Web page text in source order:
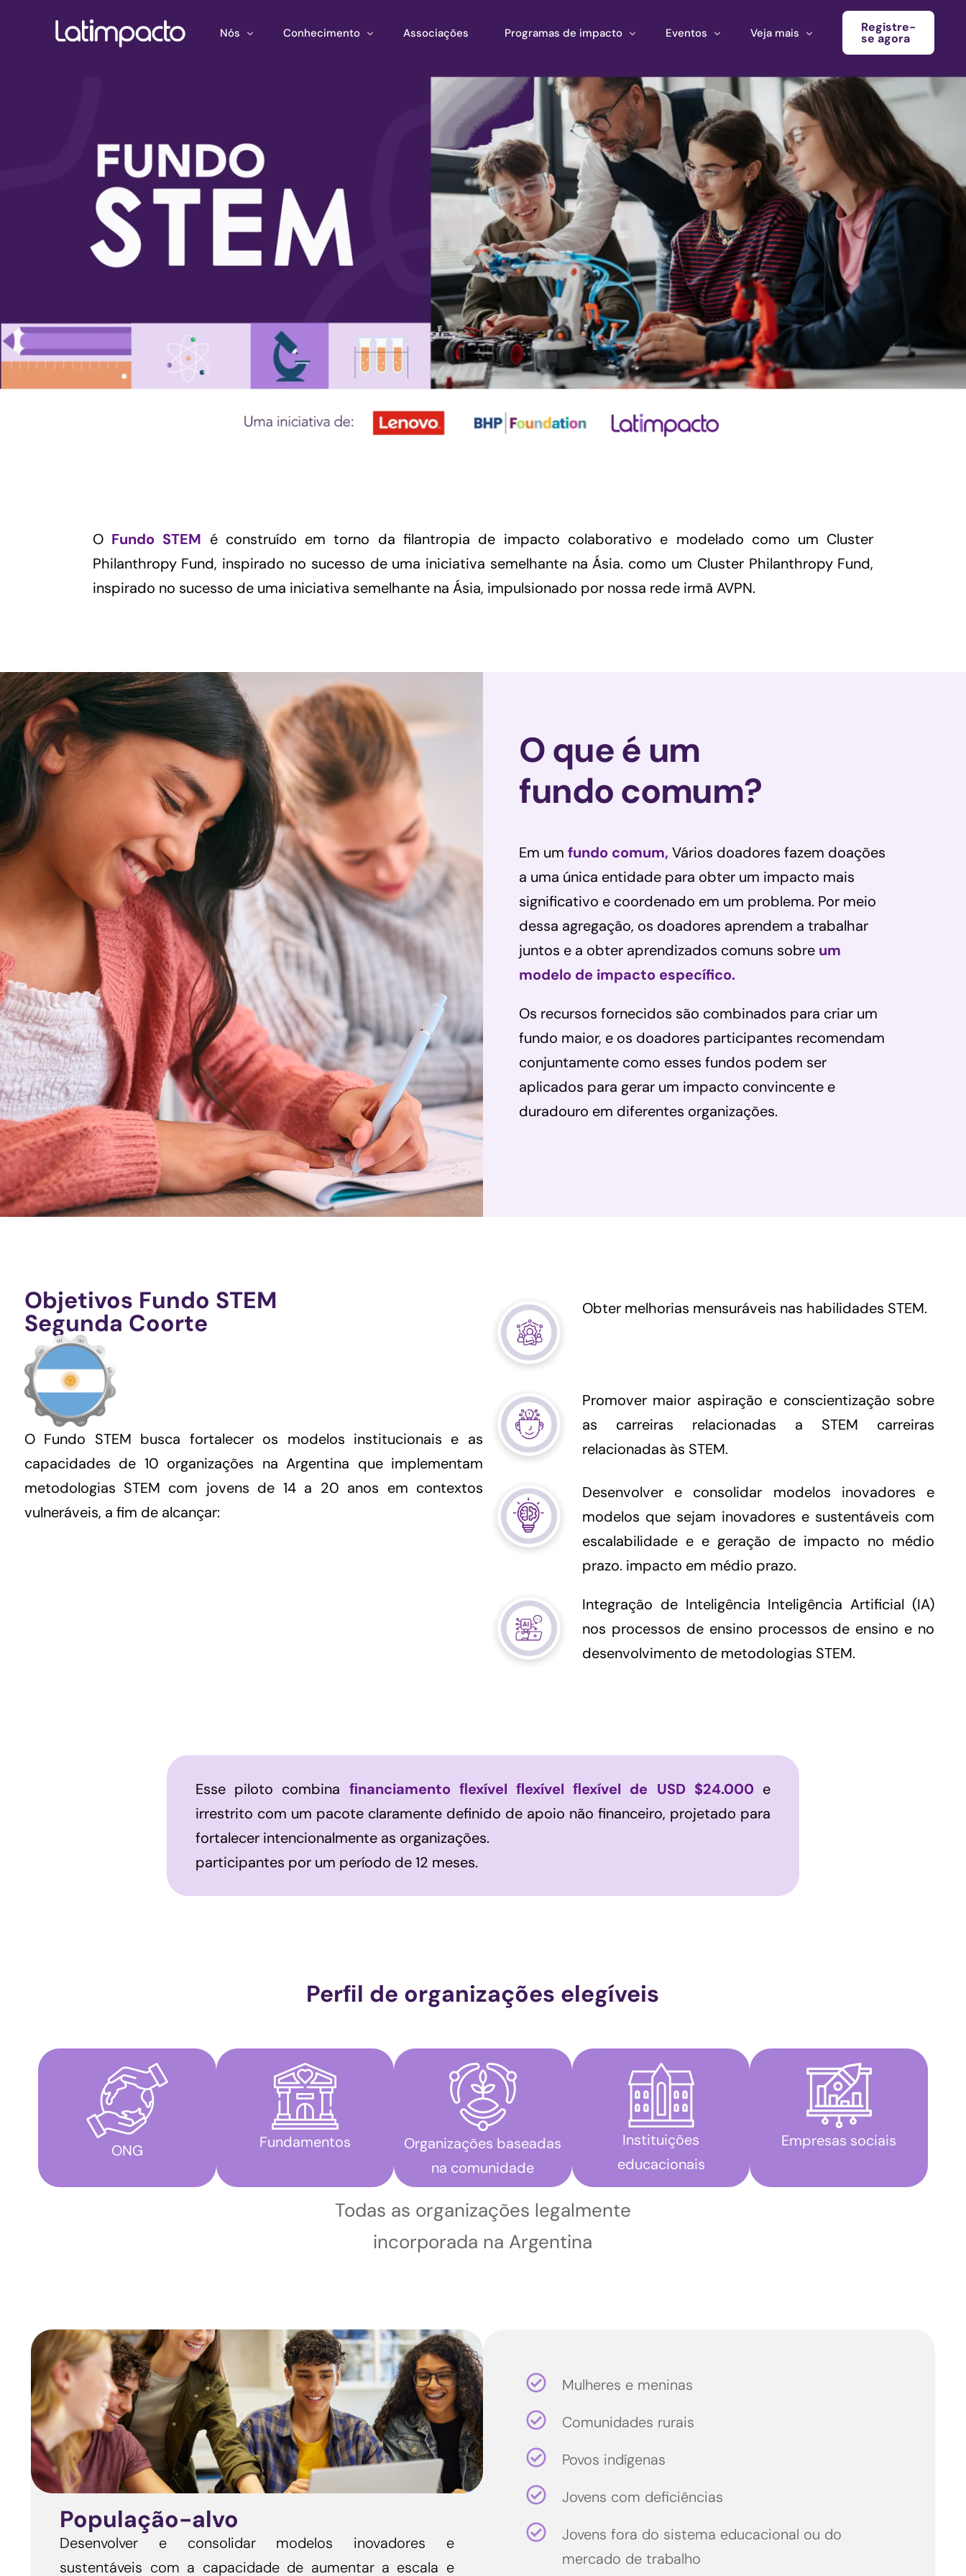
Nós
Conselho Consultivo Estratégico
Conhecimento Associações Programas de impacto
Impacto corporativo
Pan Amazon Program
Cultura
Convocatória Cultura América Latina
Chamada para propostas Ecosistema Cultural MX
Catalytic Green Fund
Região da Prata
Fundo STEM
Laboratório Innature
Eventos
Conferência
Calendário de eventos
Eventos do ecossistema
Veja mais
Boletim informativo
Blog
Registre-
se agora
O Fundo STEM é construído em torno da filantropia de impacto colaborativo e modelado como um Cluster
Philanthropy Fund, inspirado no sucesso de uma iniciativa semelhante na Ásia. como um Cluster Philanthropy Fund,
inspirado no sucesso de uma iniciativa semelhante na Ásia, impulsionado por nossa rede irmã AVPN.
O que é um
fundo comum?
Em um fundo comum, Vários doadores fazem doações
a uma única entidade para obter um impacto mais
significativo e coordenado em um problema. Por meio
dessa agregação, os doadores aprendem a trabalhar
juntos e a obter aprendizados comuns sobre um
modelo de impacto específico.
Os recursos fornecidos são combinados para criar um
fundo maior, e os doadores participantes recomendam
conjuntamente como esses fundos podem ser
aplicados para gerar um impacto convincente e
duradouro em diferentes organizações.
Objetivos Fundo STEM
Segunda Coorte
O Fundo STEM busca fortalecer os modelos institucionais e as
capacidades de 10 organizações na Argentina que implementam
metodologias STEM com jovens de 14 a 20 anos em contextos
vulneráveis, a fim de alcançar:
Obter melhorias mensuráveis nas habilidades STEM.
Promover maior aspiração e conscientização sobre
as carreiras relacionadas a STEM carreiras
relacionadas às STEM.
Desenvolver e consolidar modelos inovadores e
modelos que sejam inovadores e sustentáveis com
escalabilidade e e geração de impacto no médio
prazo. impacto em médio prazo.
Integração de Inteligência Inteligência Artificial (IA)
nos processos de ensino processos de ensino e no
desenvolvimento de metodologias STEM.
Esse piloto combina ﬁnanciamento ﬂexível ﬂexível ﬂexível de USD $24.000 e
irrestrito com um pacote claramente definido de apoio não financeiro, projetado para
fortalecer intencionalmente as organizações.
participantes por um período de 12 meses.
Perﬁl de organizações elegíveis
ONG Fundamentos
Organizações baseadas
na comunidade
Instituições
educacionais
Empresas sociais
Todas as organizações legalmente
incorporada na Argentina
População-alvo
Desenvolver e consolidar modelos inovadores e
sustentáveis com a capacidade de aumentar a escala e
Mulheres e meninas
Comunidades rurais
Povos indígenas
Jovens com deficiências
Jovens fora do sistema educacional ou do
mercado de trabalho